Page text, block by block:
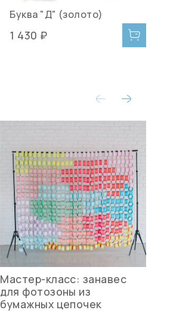
Буква "Д" (золото)
1 430 ₽
Мастер-класс: занавес
для фотозоны из
бумажных цепочек